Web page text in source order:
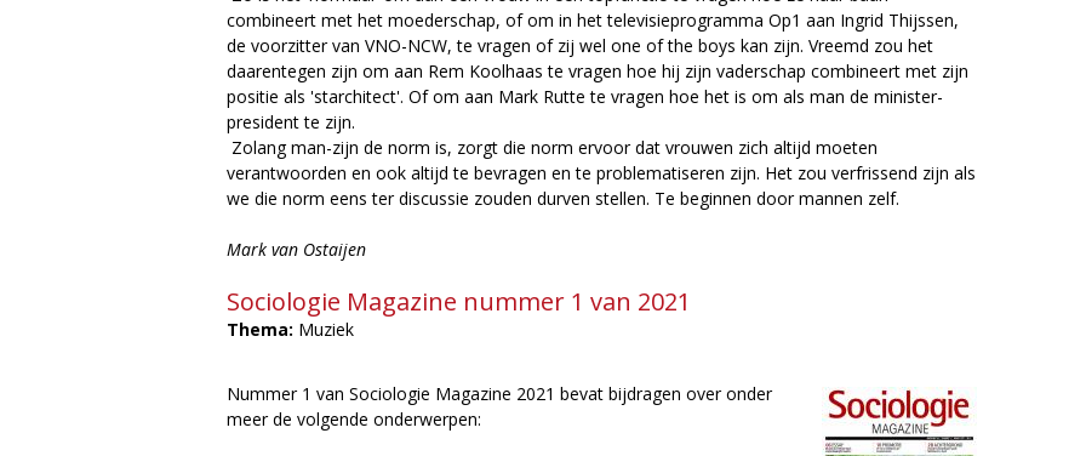
combineert met het moederschap, of om in het televisieprogramma Op1 aan Ingrid Thijssen,
de voorzitter van VNO-NCW, te vragen of zij wel one of the boys kan zijn. Vreemd zou het
daarentegen zijn om aan Rem Koolhaas te vragen hoe hij zijn vaderschap combineert met zijn
positie als 'starchitect'. Of om aan Mark Rutte te vragen hoe het is om als man de minister-
president te zijn.
Zolang man-zijn de norm is, zorgt die norm ervoor dat vrouwen zich altijd moeten
verantwoorden en ook altijd te bevragen en te problematiseren zijn. Het zou verfrissend zijn als
we die norm eens ter discussie zouden durven stellen. Te beginnen door mannen zelf.
Mark van Ostaijen
Sociologie Magazine nummer 1 van 2021
Thema: Muziek
Nummer 1 van Sociologie Magazine 2021 bevat bijdragen over onder
meer de volgende onderwerpen: